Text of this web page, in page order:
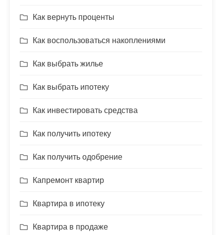
Как вернуть проценты
Как воспользоваться накоплениями
Как выбрать жилье
Как выбрать ипотеку
Как инвестировать средства
Как получить ипотеку
Как получить одобрение
Капремонт квартир
Квартира в ипотеку
Квартира в продаже